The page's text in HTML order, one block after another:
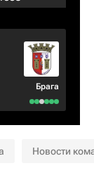
Брага
Новости